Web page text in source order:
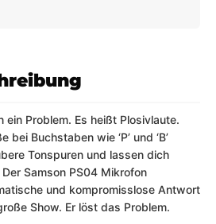
ein Problem. Es heißt Plosivlaute.
Buchstaben wie ‘P’ und ‘B’
Tonspuren und lassen dich
Samson PS04 Mikrofon
und kompromisslose Antwort
Show. Er löst das Problem.